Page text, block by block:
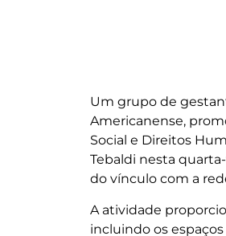
Um grupo de
Americanense,
Social e Direitos
Tebaldi nesta
do vínculo com a
A atividade
incluindo os